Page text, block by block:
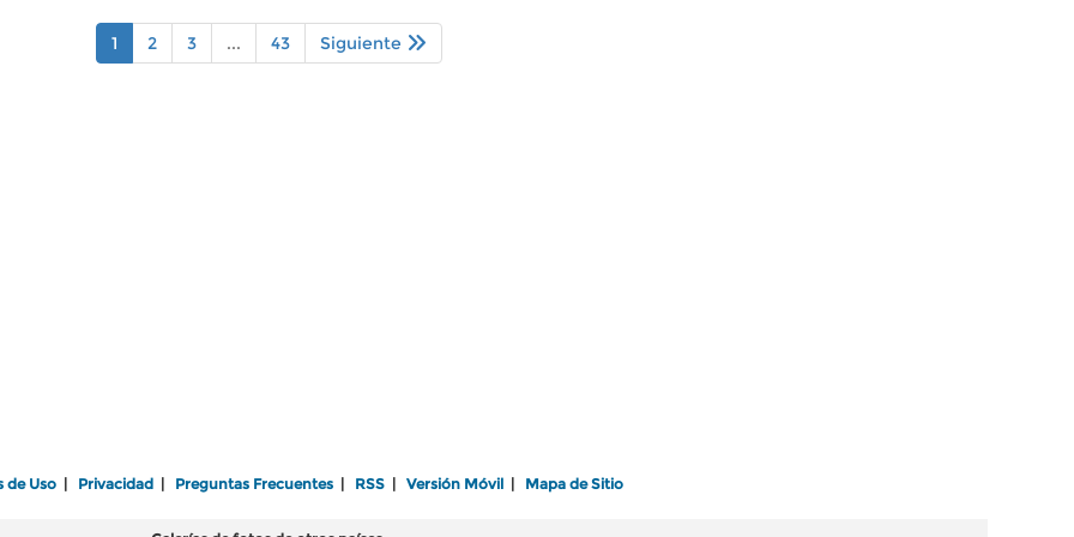
1 2 3 ... 43 Siguiente
de Uso Privacidad Preguntas Frecuentes RSS Versión Móvil Mapa de Sitio